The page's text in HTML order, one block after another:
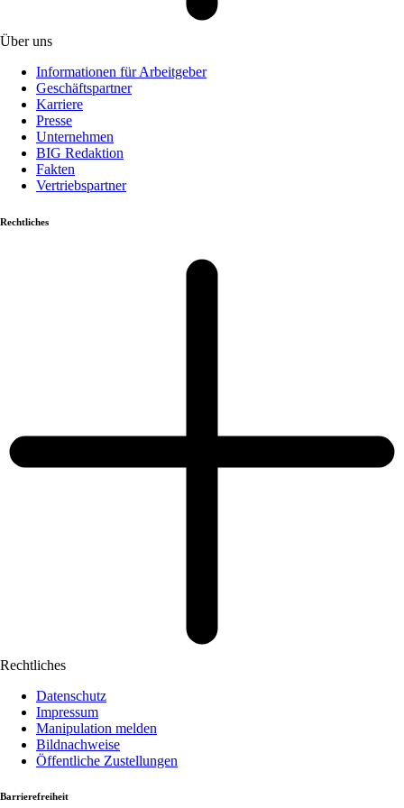
Über uns
Informationen für Arbeitgeber
Geschäftspartner
Karriere
Presse
Unternehmen
BIG Redaktion
Fakten
Vertriebspartner
Rechtliches
Rechtliches
Datenschutz
Impressum
Manipulation melden
Bildnachweise
Öffentliche Zustellungen
Barrierefreiheit